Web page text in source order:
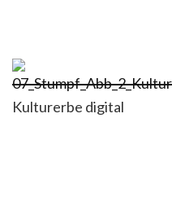
Kulturerbe digital